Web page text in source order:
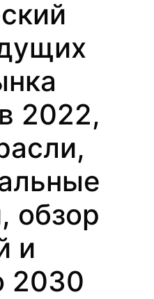
2022,
обзор
и
2030